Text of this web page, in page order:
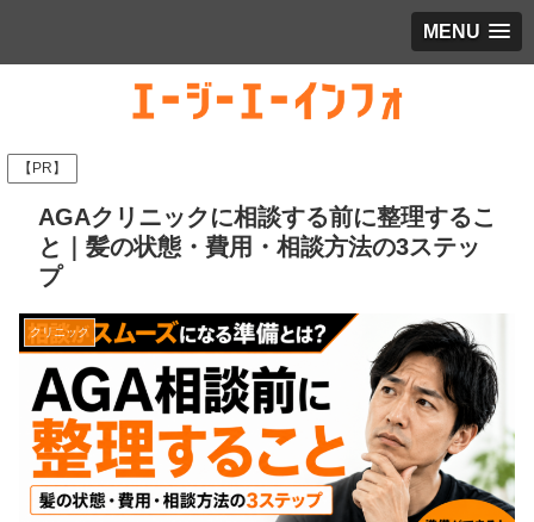
MENU
【PR】
AGAクリニックに相談する前に整理するこ
と｜髪の状態・費用・相談方法の3ステッ
プ
クリニック